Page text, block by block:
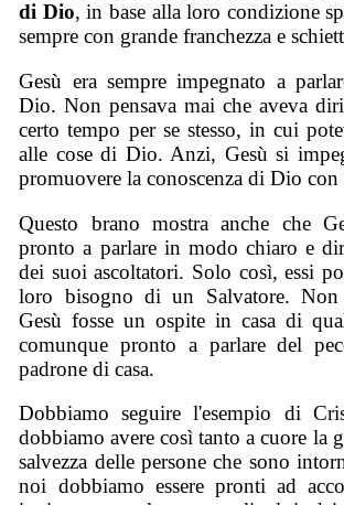
di Dio, in base alla loro condizione
sempre con grande franchezza e
Gesù era sempre impegnato a
Dio. Non pensava mai che aveva
certo tempo per se stesso, in cui
alle cose di Dio. Anzi, Gesù si
promuovere la conoscenza di Dio
Questo brano mostra anche che
pronto a parlare in modo chiaro e
dei suoi ascoltatori. Solo così, essi
loro bisogno di un Salvatore. Non
Gesù fosse un ospite in casa di
comunque pronto a parlare del
padrone di casa.
Dobbiamo seguire l'esempio di
dobbiamo avere così tanto a cuore la
salvezza delle persone che sono
noi dobbiamo essere pronti ad